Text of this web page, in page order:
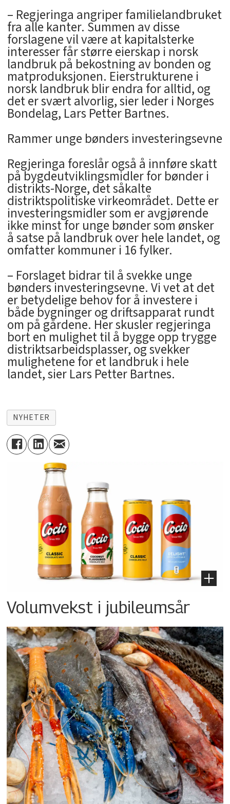
– Regjeringa angriper familielandbruket
fra alle kanter. Summen av disse
forslagene vil være at kapitalsterke
interesser får større eierskap i norsk
landbruk på bekostning av bonden og
matproduksjonen. Eierstrukturene i
norsk landbruk blir endra for alltid, og
det er svært alvorlig, sier leder i Norges
Bondelag, Lars Petter Bartnes.
Rammer unge bønders investeringsevne
Regjeringa foreslår også å innføre skatt
på bygdeutviklingsmidler for bønder i
distrikts-Norge, det såkalte
distriktspolitiske virkeområdet. Dette er
investeringsmidler som er avgjørende
ikke minst for unge bønder som ønsker
å satse på landbruk over hele landet, og
omfatter kommuner i 16 fylker.
– Forslaget bidrar til å svekke unge
bønders investeringsevne. Vi vet at det
er betydelige behov for å investere i
både bygninger og driftsapparat rundt
om på gårdene. Her skusler regjeringa
bort en mulighet til å bygge opp trygge
distriktsarbeidsplasser, og svekker
mulighetene for et landbruk i hele
landet, sier Lars Petter Bartnes.
NYHETER
Volumvekst i jubileumsår